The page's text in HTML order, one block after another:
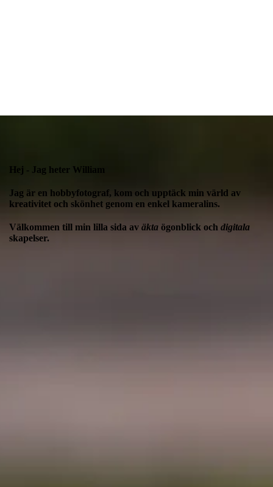
Hej - Jag heter William
Jag är en hobbyfotograf, kom och upptäck min värld av
kreativitet och skönhet genom en enkel kameralins.
Välkommen till min lilla sida av äkta ögonblick och digitala
skapelser.